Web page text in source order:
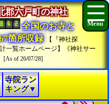
郡六戸町の神社
全国のお寺と
箇所収録
【『神社探
一覧ホームページ】《神社サー
[As of 26/07/28]
寺院ラン
キング▼